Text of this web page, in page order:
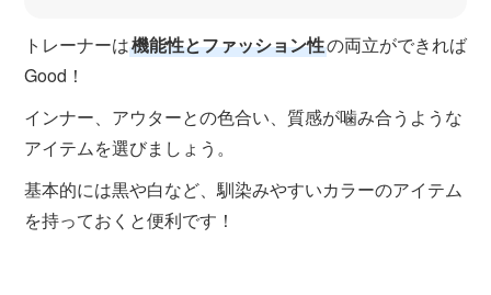
トレーナーは機能性とファッション性の両立ができれば
Good！
インナー、アウターとの色合い、質感が噛み合うような
アイテムを選びましょう。
基本的には黒や白など、馴染みやすいカラーのアイテム
を持っておくと便利です！